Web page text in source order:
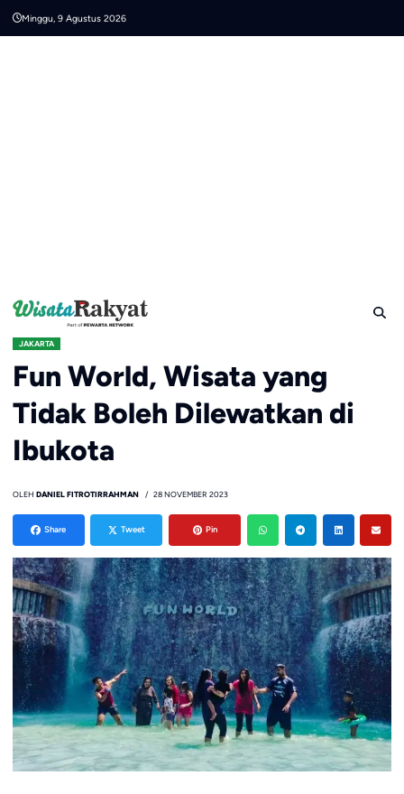
Minggu, 9 Agustus 2026
JAKARTA
Fun World, Wisata yang
Tidak Boleh Dilewatkan di
Ibukota
OLEH DANIEL FITROTIRRAHMAN 28 NOVEMBER 2023
Share Tweet Pin